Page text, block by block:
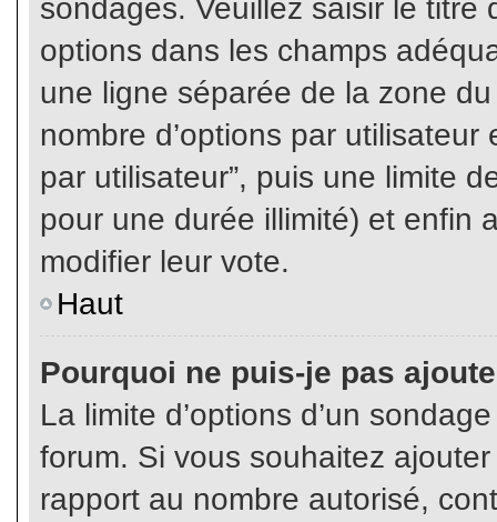
sondages. Veuillez saisir le
options dans les champs
une ligne séparée de la zone
nombre d’options par
par utilisateur”, puis une limite
pour une durée illimité) et enfin
modifier leur vote.
Haut
Pourquoi ne puis-je pas
La limite d’options d’un
forum. Si vous souhaitez
rapport au nombre autorisé,